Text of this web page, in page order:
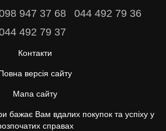
947 37 68
044 492 79 36
492 79 37
Контакти
версія сайту
Мапа сайту
бажає Вам вдалих покупок та успіху у
справах